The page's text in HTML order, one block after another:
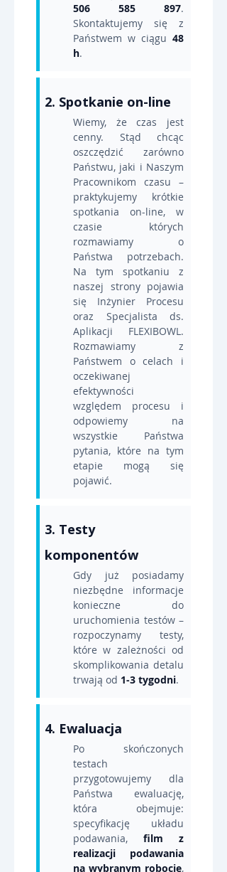
506 585 897.
Skontaktujemy się z
Państwem w ciągu 48
h.
2. Spotkanie on-line
Wiemy, że czas jest
cenny. Stąd chcąc
oszczędzić zarówno
Państwu, jaki i Naszym
Pracownikom czasu –
praktykujemy krótkie
spotkania on-line, w
czasie których
rozmawiamy o
Państwa potrzebach.
Na tym spotkaniu z
naszej strony pojawia
się Inżynier Procesu
oraz Specjalista ds.
Aplikacji FLEXIBOWL.
Rozmawiamy z
Państwem o celach i
oczekiwanej
efektywności
względem procesu i
odpowiemy na
wszystkie Państwa
pytania, które na tym
etapie mogą się
pojawić.
3. Testy
komponentów
Gdy już posiadamy
niezbędne informacje
konieczne do
uruchomienia testów –
rozpoczynamy testy,
które w zależności od
skomplikowania detalu
trwają od 1-3 tygodni.
4. Ewaluacja
Po skończonych
testach
przygotowujemy dla
Państwa ewaluację,
która obejmuje:
specyfikację układu
podawania, film z
realizacji podawania
na wybranym robocie,